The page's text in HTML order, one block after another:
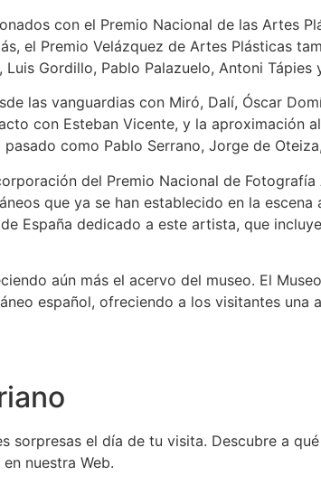
con el Premio Nacional de las Artes
el Premio Velázquez de Artes Plásticas
Gordillo, Pablo Palazuelo, Antoni Tápies
las vanguardias con Miró, Dalí, Óscar
con Esteban Vicente, y la aproximación
como Pablo Serrano, Jorge de
del Premio Nacional de
que ya se han establecido en la
España dedicado a este artista, que
aún más el acervo del museo. El
español, ofreciendo a los visitantes una
sorpresas el día de tu visita. Descubre a
nuestra Web.